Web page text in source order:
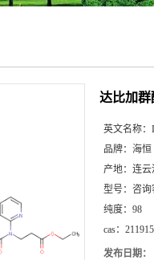
达比加群
英文名称：
品牌： 海恒
产地： 连云
型号： 咨询
纯度： 98
cas：
发布日期：